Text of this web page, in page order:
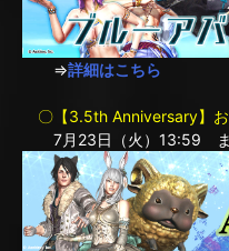
⇒詳細はこちら
〇【3.5th Anniversary】
7月23日（火）13:59 ま